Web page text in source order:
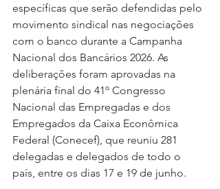
específicas que serão defendidas pelo
movimento sindical nas negociações
com o banco durante a Campanha
Nacional dos Bancários 2026. As
deliberações foram aprovadas na
plenária final do 41º Congresso
Nacional das Empregadas e dos
Empregados da Caixa Econômica
Federal (Conecef), que reuniu 281
delegadas e delegados de todo o
país, entre os dias 17 e 19 de junho.